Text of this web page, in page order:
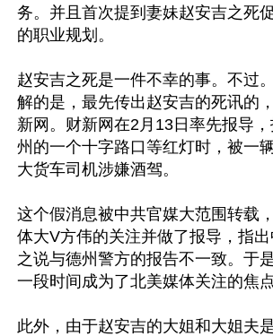
务。并且首次提到妻妹赵安吉之死
的职业规划。
赵安吉之死是一件不幸的事。不过
解的是，最先传出赵安吉的死讯的
新网。财新网在2月13日率先报导
州的一个十字路口等红灯时，被一
大货车司机涉嫌酒驾。
这个假消息被中共官媒大范围转载
体大V方伟的关注并做了报导，指
之说与德州警方的报告不一致。于
一段时间成为了北美媒体关注的焦点
此外，由于赵安吉的大姐和大姐夫